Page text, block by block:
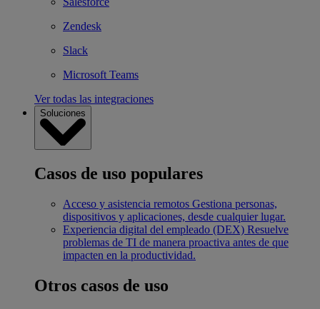
Zendesk
Slack
Microsoft Teams
Ver todas las integraciones
Soluciones
Casos de uso populares
Acceso y asistencia remotos Gestiona personas,
dispositivos y aplicaciones, desde cualquier lugar.
Experiencia digital del empleado (DEX) Resuelve
problemas de TI de manera proactiva antes de que
impacten en la productividad.
Otros casos de uso